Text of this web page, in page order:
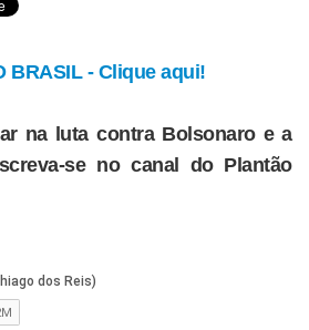
BRASIL - Clique aqui!
na luta contra Bolsonaro e a
se no canal do Plantão